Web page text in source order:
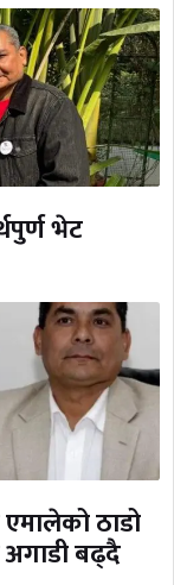
भेट
ठाडो
बढ्दै